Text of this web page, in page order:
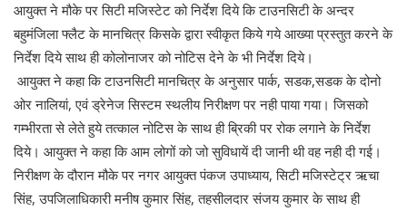
आयुक्त ने मौके पर सिटी मजिस्टेट को निर्देश दिये कि टाउनसिटी के अन्दर
बहुमंजिला फ्लैट के मानचित्र किसके द्वारा स्वीकृत किये गये आख्या प्रस्तुत करने के
निर्देश दिये साथ ही कोलोनाजर को नोटिस देने के भी निर्देश दिये।
आयुक्त ने कहा कि टाउनसिटी मानचित्र के अनुसार पार्क, सडक,सडक के दोनो
ओर नालियां, एवं ड्रेनेज सिस्टम स्थलीय निरीक्षण पर नही पाया गया। जिसको
गम्भीरता से लेते हुये तत्काल नोटिस के साथ ही ब्रिकी पर रोक लगाने के निर्देश
दिये। आयुक्त ने कहा कि आम लोगों को जो सुविधायें दी जानी थी वह नही दी गई।
निरीक्षण के दौरान मौके पर नगर आयुक्त पंकज उपाध्याय, सिटी मजिस्टेट्र ऋचा
सिंह, उपजिलाधिकारी मनीष कुमार सिंह, तहसीलदार संजय कुमार के साथ ही